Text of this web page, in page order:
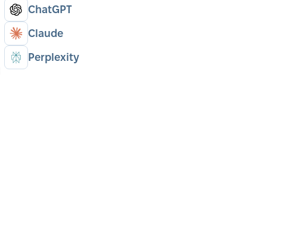
ChatGPT
Claude
Perplexity